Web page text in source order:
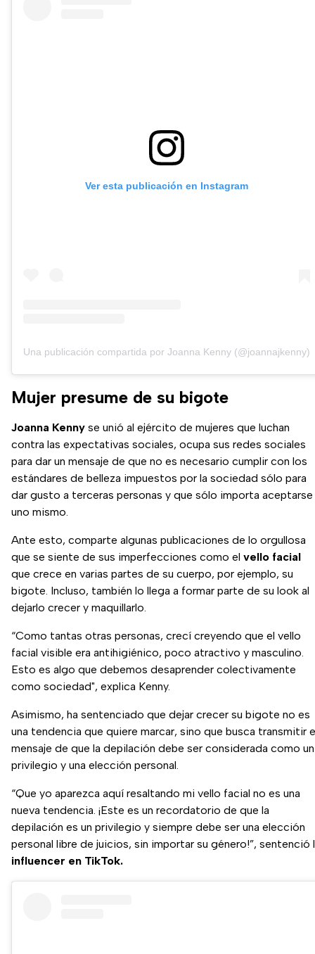
Ver esta publicación en Instagram
Una publicación compartida por Joanna Kenny (@joannajkenny)
Mujer presume de su bigote
Joanna Kenny se unió al ejército de mujeres que luchan
contra las expectativas sociales, ocupa sus redes sociales
para dar un mensaje de que no es necesario cumplir con los
estándares de belleza impuestos por la sociedad sólo para
dar gusto a terceras personas y que sólo importa aceptarse
uno mismo.
Ante esto, comparte algunas publicaciones de lo orgullosa
que se siente de sus imperfecciones como el vello facial
que crece en varias partes de su cuerpo, por ejemplo, su
bigote. Incluso, también lo llega a formar parte de su look al
dejarlo crecer y maquillarlo.
“Como tantas otras personas, crecí creyendo que el vello
facial visible era antihigiénico, poco atractivo y masculino.
Esto es algo que debemos desaprender colectivamente
como sociedad", explica Kenny.
Asimismo, ha sentenciado que dejar crecer su bigote no es
una tendencia que quiere marcar, sino que busca transmitir
mensaje de que la depilación debe ser considerada como un
privilegio y una elección personal.
“Que yo aparezca aquí resaltando mi vello facial no es una
nueva tendencia. ¡Este es un recordatorio de que la
depilación es un privilegio y siempre debe ser una elección
personal libre de juicios, sin importar su género!”, sentenció
influencer en TikTok.